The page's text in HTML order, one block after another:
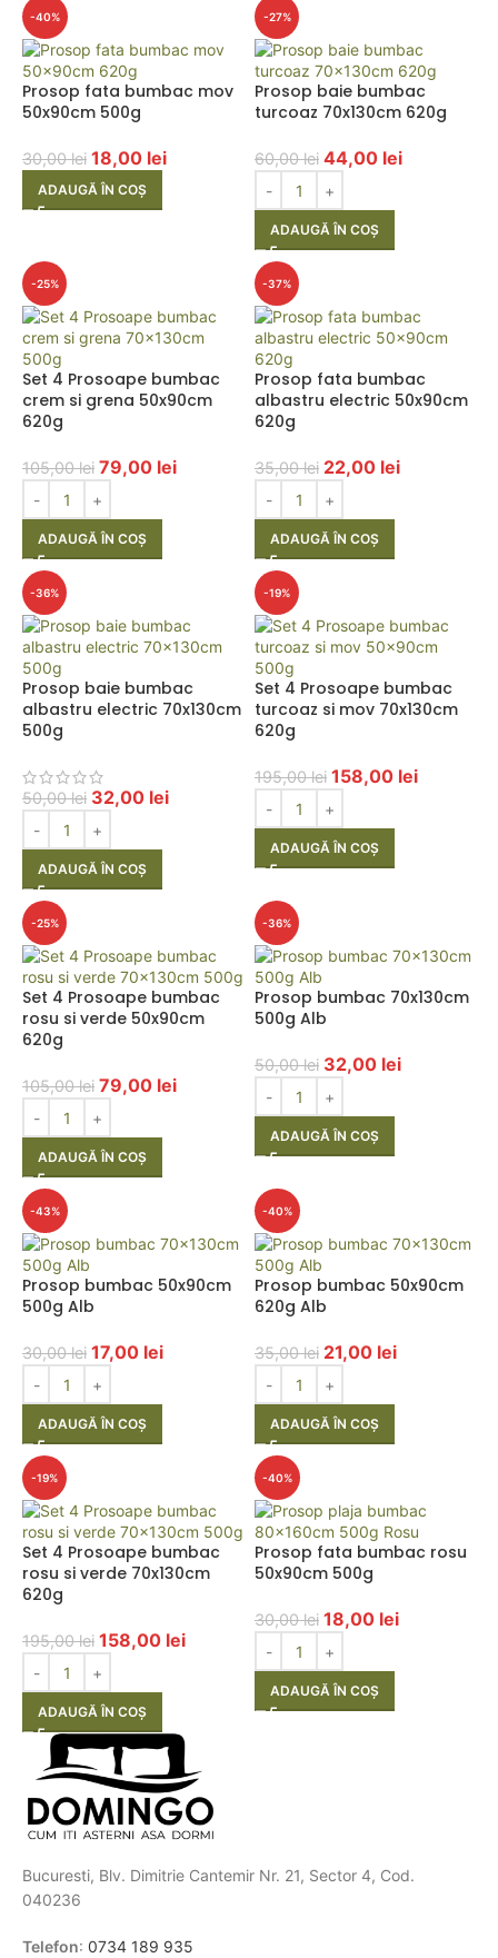
-40%
Prosop fata bumbac mov
50x90cm 500g
30,00lei 18,00 lei
ADAUGĂ ÎN COȘ
-27%
Prosop baie bumbac
turcoaz 70x130cm 620g
60,00lei 44,00 lei
ADAUGĂ ÎN COȘ
-25%
Set 4 Prosoape bumbac
crem si grena 50x90cm
620g
105,00lei 79,00 lei
ADAUGĂ ÎN COȘ
-37%
Prosop fata bumbac
albastru electric 50x90cm
620g
35,00lei 22,00 lei
ADAUGĂ ÎN COȘ
-36%
Prosop baie bumbac
albastru electric 70x130cm
500g
50,00lei 32,00 lei
ADAUGĂ ÎN COȘ
-19%
Set 4 Prosoape bumbac
turcoaz si mov 70x130cm
620g
195,00lei 158,00 lei
ADAUGĂ ÎN COȘ
-25%
Set 4 Prosoape bumbac
rosu si verde 50x90cm
620g
105,00lei 79,00 lei
ADAUGĂ ÎN COȘ
-36%
Prosop bumbac 70x130cm
500g Alb
50,00lei 32,00 lei
ADAUGĂ ÎN COȘ
-43%
Prosop bumbac 50x90cm
500g Alb
30,00lei 17,00 lei
ADAUGĂ ÎN COȘ
-40%
Prosop bumbac 50x90cm
620g Alb
35,00lei 21,00 lei
ADAUGĂ ÎN COȘ
-19%
Set 4 Prosoape bumbac
rosu si verde 70x130cm
620g
195,00lei 158,00 lei
ADAUGĂ ÎN COȘ
-40%
Prosop fata bumbac rosu
50x90cm 500g
30,00lei 18,00 lei
ADAUGĂ ÎN COȘ
Bucuresti, Blv. Dimitrie Cantemir Nr. 21, Sector 4, Cod.
040236
Telefon: 0734 189 935